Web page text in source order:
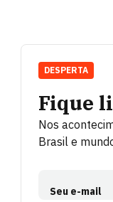
Fique
Nos
Brasil e
Seu e-mail
DESPERTA